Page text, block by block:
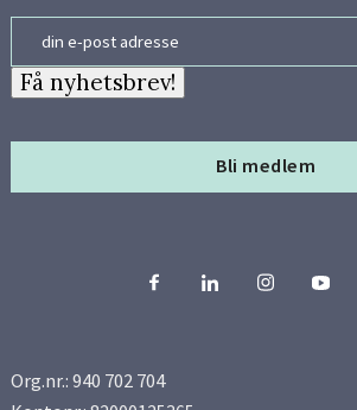
Bli medlem
Få nyhetsbrev!
Org.nr.: 940 702 704